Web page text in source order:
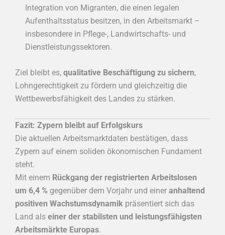
Integration von Migranten, die einen legalen
Aufenthaltsstatus besitzen, in den Arbeitsmarkt –
insbesondere in Pflege-, Landwirtschafts- und
Dienstleistungssektoren.
Ziel bleibt es, qualitative Beschäftigung zu sichern,
Lohngerechtigkeit zu fördern und gleichzeitig die
Wettbewerbsfähigkeit des Landes zu stärken.
Fazit: Zypern bleibt auf Erfolgskurs
Die aktuellen Arbeitsmarktdaten bestätigen, dass
Zypern auf einem soliden ökonomischen Fundament
steht.
Mit einem Rückgang der registrierten Arbeitslosen
um 6,4 % gegenüber dem Vorjahr und einer anhaltend
positiven Wachstumsdynamik präsentiert sich das
Land als einer der stabilsten und leistungsfähigsten
Arbeitsmärkte Europas.